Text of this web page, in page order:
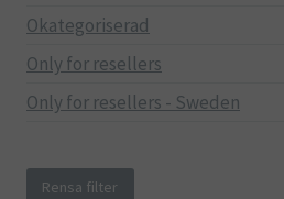
Okategoriserad
Only for resellers
Only for resellers - Sweden
Rensa filter